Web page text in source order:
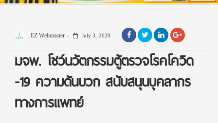
EZ Webmaster July 3, 2020
มจพ. โชว์นวัตกรรมตู้ตรวจโรคโควิด
-19 ความดันบวก สนับสนุนบุคลากร
ทางการแพทย์